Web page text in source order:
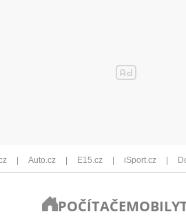
Auto.cz E15.cz iSport.cz
POČÍTAČEMOBILY